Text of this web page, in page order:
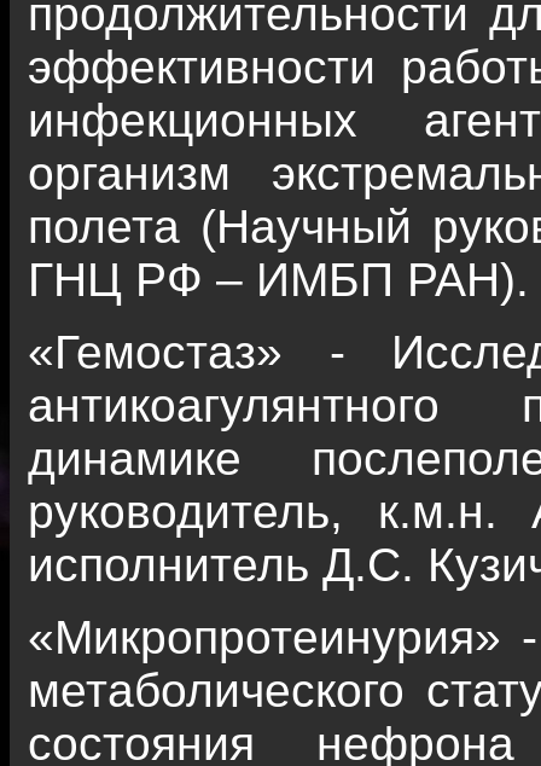
продолжительности
эффективности
инфекционных
организм
полета (Научный
ГНЦ РФ – ИМБП РАН).
«Гемостаз» -
динамике
руководитель,
исполнитель Д.С.
«Микропротеинурия»
метаболического
состояния